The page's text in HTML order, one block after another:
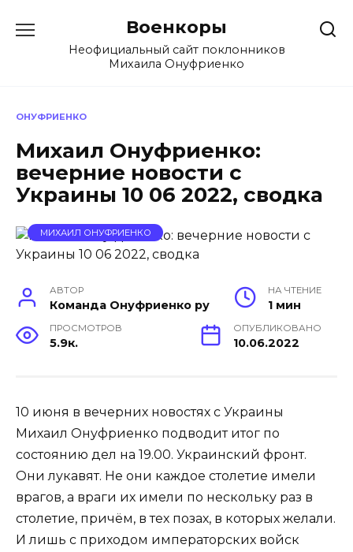
содержанию
Военкоры
Неофициальный сайт поклонников
Михаила Онуфриенко
ОНУФРИЕНКО
Михаил Онуфриенко:
вечерние новости с
Украины 10 06 2022, сводка
МИХАИЛ ОНУФРИЕНКО
АВТОР
Команда Онуфриенко ру
НА ЧТЕНИЕ
1 мин
ПРОСМОТРОВ
5.9к.
ОПУБЛИКОВАНО
10.06.2022
10 июня в вечерних новостях с Украины
Михаил Онуфриенко подводит итог по
состоянию дел на 19.00. Украинский фронт.
Они лукавят. Не они каждое столетие имели
врагов, а враги их имели по нескольку раз в
столетие, причём, в тех позах, в которых желали.
И лишь с приходом императорских войск